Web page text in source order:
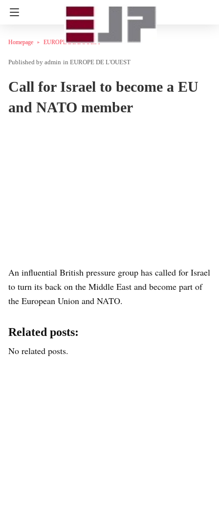
Homepage EUROPE DE L'OUEST
admin in EUROPE DE L'OUEST
Call for Israel to become a EU
and NATO member
An influential British pressure group has called for Israel
to turn its back on the Middle East and become part of
the European Union and NATO.
Related posts:
No related posts.